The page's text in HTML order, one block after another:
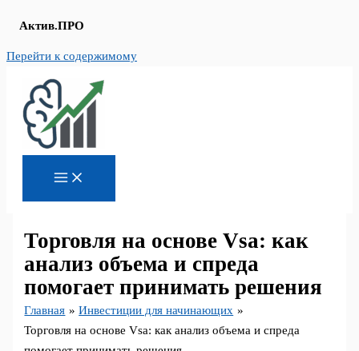
Актив.ПРО
Перейти к содержимому
Торговля на основе Vsa: как
анализ объема и спреда
помогает принимать решения
Главная
Инвестиции для начинающих
Торговля на основе Vsa: как анализ объема и спреда